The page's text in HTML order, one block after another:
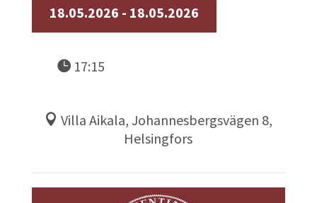
18.05.2026 - 18.05.2026
17:15
Villa Aikala, Johannesbergsvägen 8,
Helsingfors